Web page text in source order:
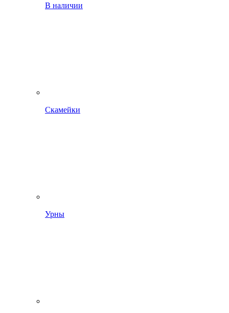
В наличии
Скамейки
Урны